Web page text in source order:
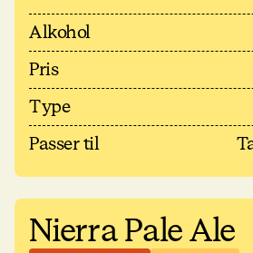
Alkohol
Pris
Type
Passer til
Nierra Pale Ale